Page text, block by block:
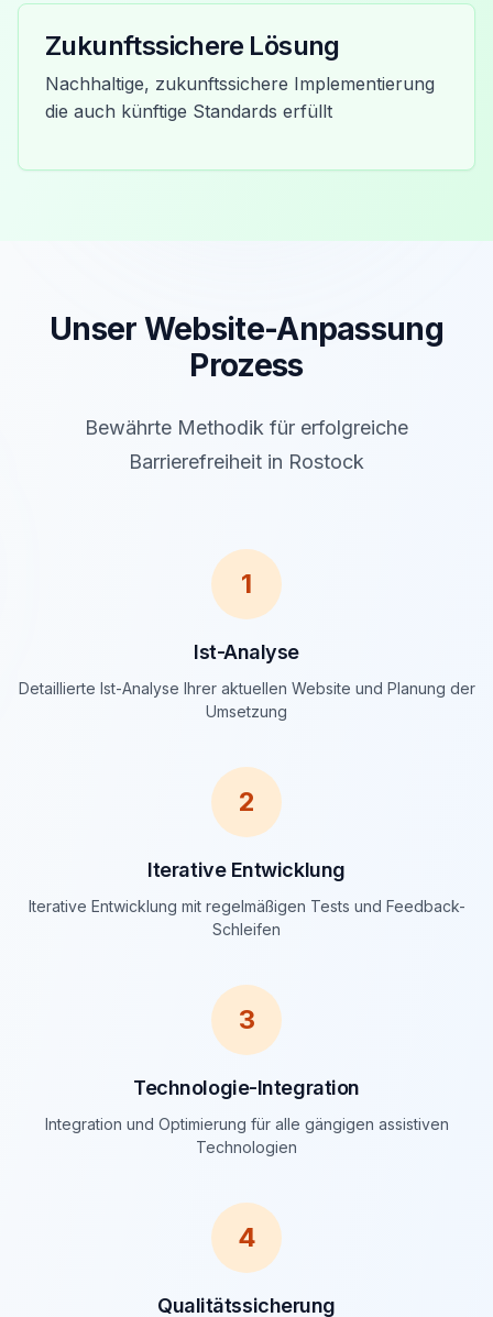
Zukunftssichere Lösung
Nachhaltige, zukunftssichere Implementierung
die auch künftige Standards erfüllt
Unser Website-Anpassung
Prozess
Bewährte Methodik für erfolgreiche
Barrierefreiheit in Rostock
1
Ist-Analyse
Detaillierte Ist-Analyse Ihrer aktuellen Website und Planung der
Umsetzung
2
Iterative Entwicklung
Iterative Entwicklung mit regelmäßigen Tests und Feedback-
Schleifen
3
Technologie-Integration
Integration und Optimierung für alle gängigen assistiven
Technologien
4
Qualitätssicherung